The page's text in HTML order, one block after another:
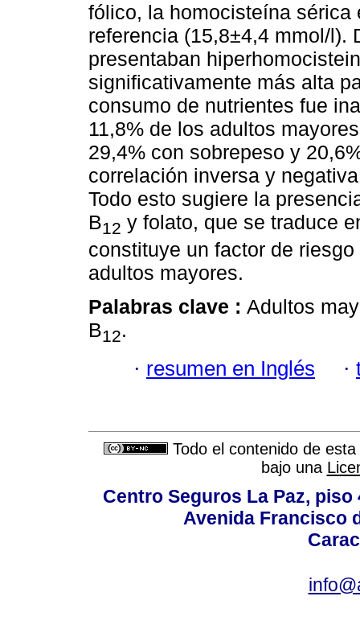
fólico, la homocisteína
referencia (15,8±4,4 mmol/l).
presentaban
significativamente más alta
consumo de nutrientes fue
11,8% de los adultos
29,4% con sobrepeso y
correlación inversa y
Todo esto sugiere la
B12 y folato, que se traduce
constituye un factor de
adultos mayores.
Palabras clave : Adultos
B12.
· resumen en Inglés ·
Todo el contenido de
bajo una
Centro Seguros La Paz,
Avenida Francisco